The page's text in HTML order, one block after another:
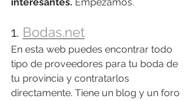
interesantes. Empezamos.
1. Bodas.net
En esta web puedes encontrar todo
tipo de proveedores para tu boda de
tu provincia y contratarlos
directamente. Tiene un blog y un foro